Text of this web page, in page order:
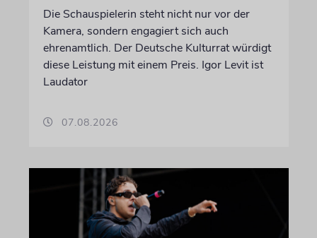
Die Schauspielerin steht nicht nur vor der
Kamera, sondern engagiert sich auch
ehrenamtlich. Der Deutsche Kulturrat würdigt
diese Leistung mit einem Preis. Igor Levit ist
Laudator
07.08.2026